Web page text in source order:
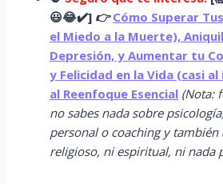
😃😂✔️] 👉 Cómo Superar
el Miedo a la Muerte),
Depresión, y Aumentar tu
y Felicidad en la Vida (casi
al Reenfoque Esencial (Nota:
no sabes nada sobre
personal o coaching y también
religioso, ni espiritual, ni nada